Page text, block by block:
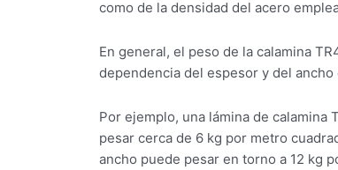
como de la densidad del acero
En general, el peso de la calamina
dependencia del espesor y del ancho
Por ejemplo, una lámina de calamina
pesar cerca de 6 kg por metro
ancho puede pesar en torno a 12 kg